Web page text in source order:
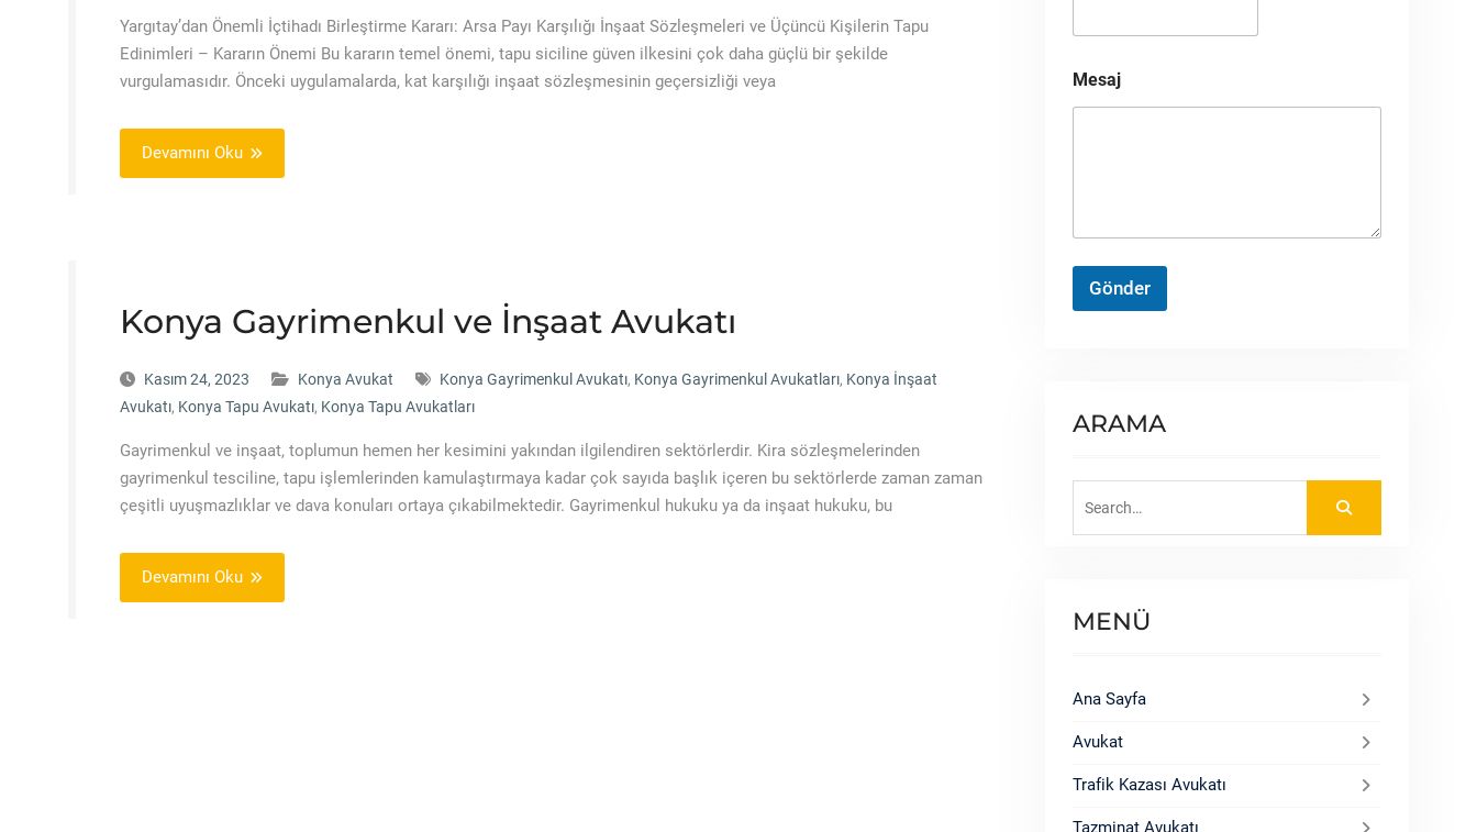
Yargıtay’dan Önemli İçtihadı Birleştirme Kararı: Arsa Payı Karşılığı İnşaat Sözleşmeleri ve Üçüncü Kişilerin Tapu
Edinimleri – Kararın Önemi Bu kararın temel önemi, tapu siciline güven ilkesini çok daha güçlü bir şekilde
vurgulamasıdır. Önceki uygulamalarda, kat karşılığı inşaat sözleşmesinin geçersizliği veya
Devamını Oku
Konya Gayrimenkul ve İnşaat Avukatı
Kasım 24, 2023 Konya Avukat Konya Gayrimenkul Avukatı, Konya Gayrimenkul Avukatları, Konya İnşaat
Avukatı, Konya Tapu Avukatı, Konya Tapu Avukatları
Gayrimenkul ve inşaat, toplumun hemen her kesimini yakından ilgilendiren sektörlerdir. Kira sözleşmelerinden
gayrimenkul tesciline, tapu işlemlerinden kamulaştırmaya kadar çok sayıda başlık içeren bu sektörlerde zaman zaman
çeşitli uyuşmazlıklar ve dava konuları ortaya çıkabilmektedir. Gayrimenkul hukuku ya da inşaat hukuku, bu
Devamını Oku
Mesaj
Gönder
ARAMA
MENÜ
Ana Sayfa
Avukat
Trafik Kazası Avukatı
Tazminat Avukatı